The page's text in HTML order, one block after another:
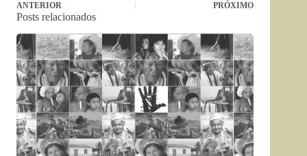
ANTERIOR PRÓXIMO
Posts relacionados